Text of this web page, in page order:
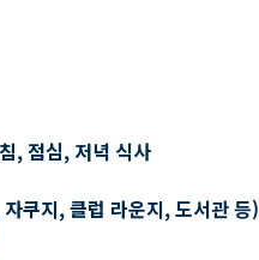
, 점심, 저녁 식사
쿠지, 클럽 라운지, 도서관 등)